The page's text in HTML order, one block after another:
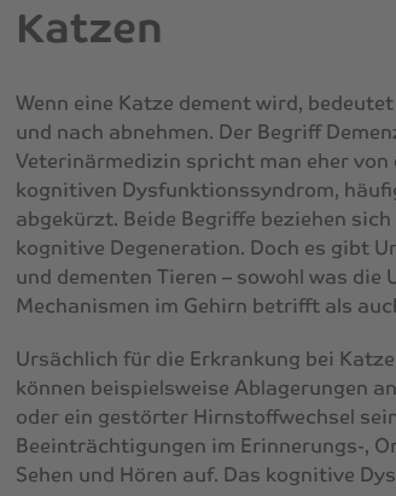
Katzen
Wenn eine Katze dement wird,
und nach abnehmen. Der Begriff
Veterinärmedizin spricht man eher
kognitiven Dysfunktionssyndrom,
abgekürzt. Beide Begriffe beziehen
kognitive Degeneration. Doch es gibt
und dementen Tieren – sowohl was die
Mechanismen im Gehirn betrifft als
Ursächlich für die Erkrankung bei
können beispielsweise Ablagerungen
oder ein gestörter Hirnstoffwechsel
Beeinträchtigungen im Erinnerungs-,
Sehen und Hören auf. Das kognitive